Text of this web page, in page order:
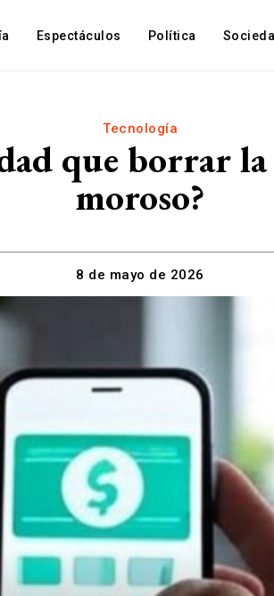
Espectáculos Política
Tecnología
que borrar
moroso?
8 de mayo de 2026